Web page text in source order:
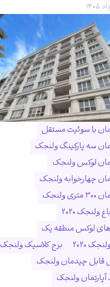
با سوئیت مستقل
سه پارکینگ ولنجک
لوکس ولنجک
چهارخوابه ولنجک
ولنجک
ولنجک ۲۰۲۰
لوکس منطقه یک
۲۰۲۰
برج کلاسیک ولنجک
قابل چیدمان ولنجک
آپارتمان ولنجک